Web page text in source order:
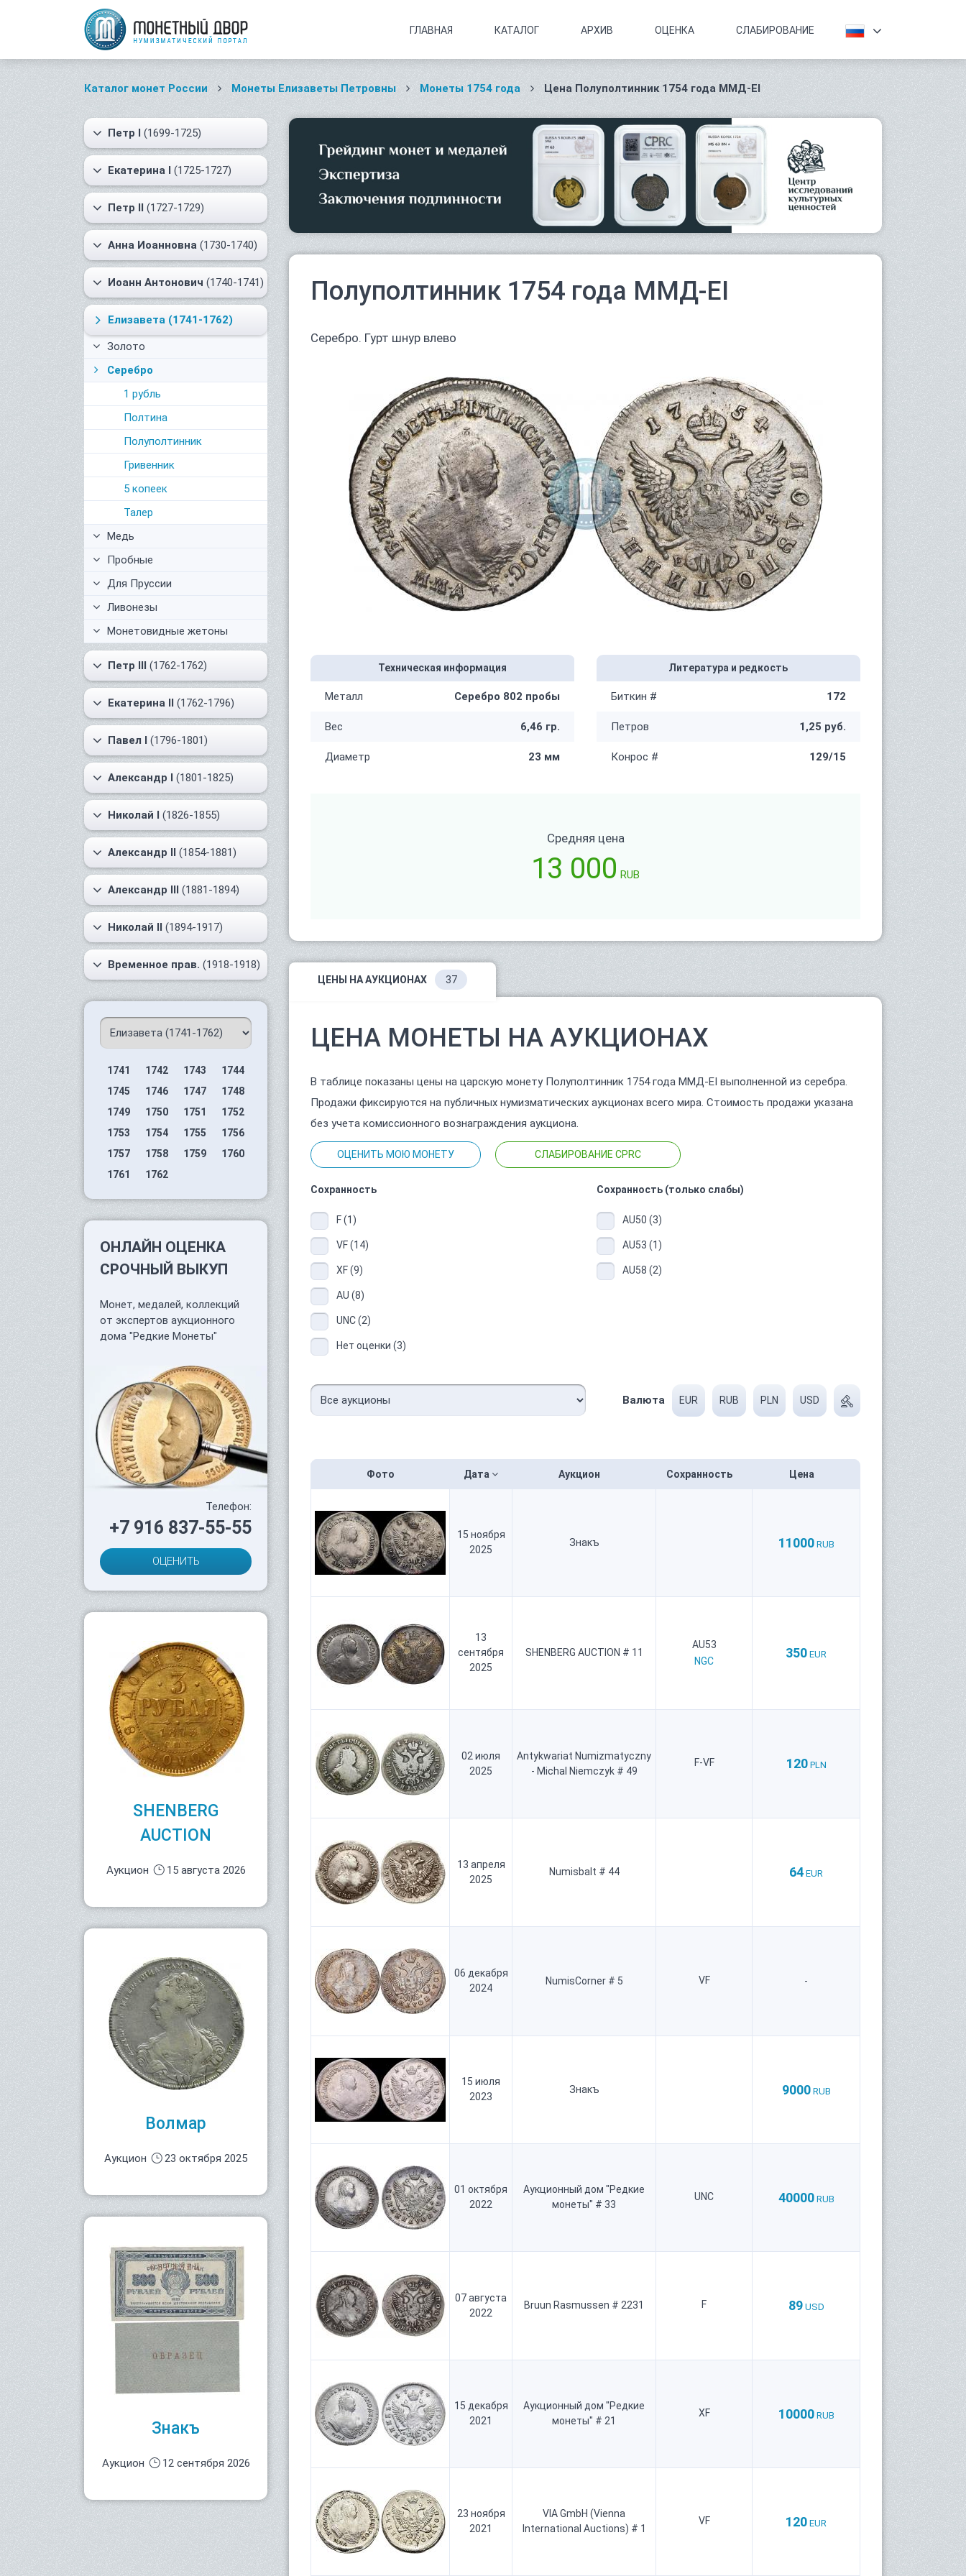
ГЛАВНАЯ КАТАЛОГ АРХИВ ОЦЕНКА СЛАБИРОВАНИЕ
Каталог монет России Монеты Елизаветы Петровны Монеты 1754 года Цена Полуполтинник 1754 года ММД-ЕI
Петр I (1699-1725)
Екатерина I (1725-1727)
Петр II (1727-1729)
Анна Иоанновна (1730-1740)
Иоанн Антонович (1740-1741)
Елизавета (1741-1762)
Золото
Серебро
1 рубль
Полтина
Полуполтинник
Гривенник
5 копеек
Талер
Медь
Пробные
Для Пруссии
Ливонезы
Монетовидные жетоны
Петр III (1762-1762)
Екатерина II (1762-1796)
Павел I (1796-1801)
Александр I (1801-1825)
Николай I (1826-1855)
Александр II (1854-1881)
Александр III (1881-1894)
Николай II (1894-1917)
Временное прав. (1918-1918)
1741 1742 1743
1744
1745
1746 1747
1748
1749
1750 1751
1752
1753
1754 1755
1756
1757
1758 1759
1760
1761
1762
ОНЛАЙН ОЦЕНКА
СРОЧНЫЙ ВЫКУП
Монет, медалей, коллекций
от экспертов аукционного
дома "Редкие Монеты"
Телефон:
+7 916 837-55-55
ОЦЕНИТЬ
SHENBERG
AUCTION
Аукцион 15 августа 2026
Волмар
Аукцион 23 октября 2025
Знакъ
Аукцион 12 сентября 2026
Полуполтинник 1754 года ММД-ЕI
Серебро. Гурт шнур влево
Техническая информация
Металл Серебро 802 пробы
Вес 6,46 гр.
Диаметр 23 мм
Литература и редкость
Биткин # 172
Петров 1,25 руб.
Конрос # 129/15
Средняя цена
13 000 RUB
ЦЕНЫ НА АУКЦИОНАХ 37
ЦЕНА МОНЕТЫ НА АУКЦИОНАХ
В таблице показаны цены на царскую монету Полуполтинник 1754 года ММД-ЕI выполненной из серебра.
Продажи фиксируются на публичных нумизматических аукционах всего мира. Стоимость продажи указана
без учета комиссионного вознаграждения аукциона.
ОЦЕНИТЬ МОЮ МОНЕТУ СЛАБИРОВАНИЕ CPRC
Сохранность
F (1)
VF (14)
XF (9)
AU (8)
UNC (2)
Нет оценки (3)
Сохранность (только слабы)
AU50 (3)
AU53 (1)
AU58 (2)
Валюта EUR RUB PLN USD
Фото Дата Аукцион Сохранность Цена
15 ноября
2025
Знакъ 11000 RUB
13
сентября
2025
SHENBERG AUCTION # 11
AU53
NGC
350 EUR
02 июля
2025
Antykwariat Numizmatyczny
- Michal Niemczyk # 49
F-VF 120 PLN
13 апреля
2025
Numisbalt # 44 64 EUR
06 декабря
2024
NumisCorner # 5 VF -
15 июля
2023
Знакъ 9000 RUB
01 октября
2022
Аукционный дом "Редкие
монеты" # 33
UNC 40000 RUB
07 августа
2022
Bruun Rasmussen # 2231 F 89 USD
15 декабря
2021
Аукционный дом "Редкие
монеты" # 21
XF 10000 RUB
23 ноября
2021
VIA GmbH (Vienna
International Auctions) # 1
VF 120 EUR